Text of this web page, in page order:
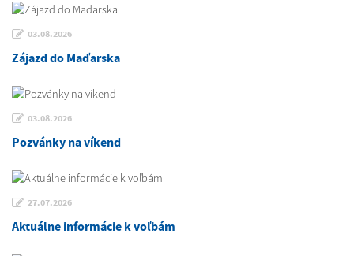
03.08.2026
Zájazd do Maďarska
03.08.2026
Pozvánky na víkend
27.07.2026
Aktuálne informácie k voľbám